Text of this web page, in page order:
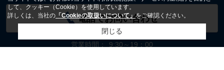
電話でお問い合わせ
営業時間：
9:30～19：00
して、クッキー（Cookie）を使用しています。
詳しくは、当社の 「Cookieの取扱いについて」をご確認ください。
閉じる